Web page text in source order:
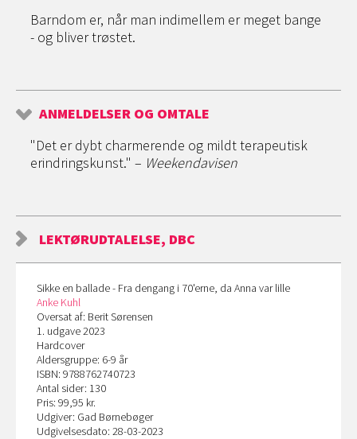
Barndom er, når man indimellem er meget bange
- og bliver trøstet.
ANMELDELSER OG OMTALE
"Det er dybt charmerende og mildt terapeutisk
erindringskunst." – Weekendavisen
LEKTØRUDTALELSE, DBC
Sikke en ballade - Fra dengang i 70'erne, da Anna var lille
Anke Kuhl
Oversat af: Berit Sørensen
1. udgave 2023
Hardcover
Aldersgruppe: 6-9 år
ISBN: 9788762740723
Antal sider: 130
Pris: 99,95 kr.
Udgiver: Gad Børnebøger
Udgivelsesdato: 28-03-2023